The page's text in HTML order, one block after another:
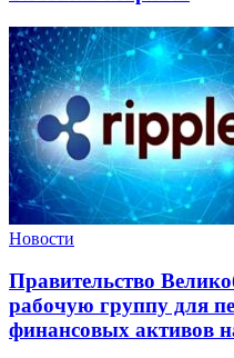
Новости
Правительство
рабочую группу для
финансовых активов